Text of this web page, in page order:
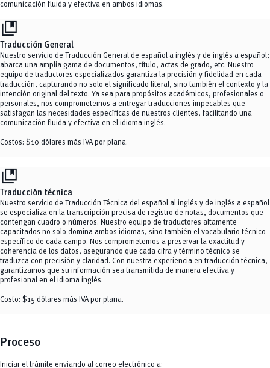
comunicación fluida y efectiva en ambos idiomas.
collections_bookmark
Traducción General
Nuestro servicio de Traducción General de español a inglés y de inglés a español;
abarca una amplia gama de documentos, título, actas de grado, etc. Nuestro
equipo de traductores especializados garantiza la precisión y fidelidad en cada
traducción, capturando no solo el significado literal, sino también el contexto y la
intención original del texto. Ya sea para propósitos académicos, profesionales o
personales, nos comprometemos a entregar traducciones impecables que
satisfagan las necesidades específicas de nuestros clientes, facilitando una
comunicación fluida y efectiva en el idioma inglés.
Costos: $10 dólares más IVA por plana.
collections_bookmark
Traducción técnica
Nuestro servicio de Traducción Técnica del español al inglés y de inglés a español
se especializa en la transcripción precisa de registro de notas, documentos que
contengan cuadro o números. Nuestro equipo de traductores altamente
capacitados no solo domina ambos idiomas, sino también el vocabulario técnico
específico de cada campo. Nos comprometemos a preservar la exactitud y
coherencia de los datos, asegurando que cada cifra y término técnico se
traduzca con precisión y claridad. Con nuestra experiencia en traducción técnica,
garantizamos que su información sea transmitida de manera efectiva y
profesional en el idioma inglés.
Costo: $15 dólares más IVA por plana.
Proceso
Iniciar el trámite enviando al correo electrónico a: